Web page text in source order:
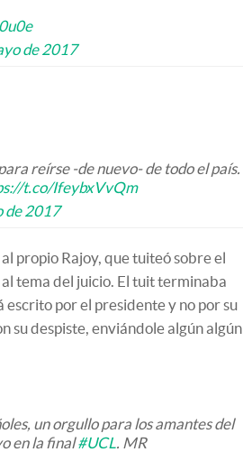
de 2017
reírse -de nuevo- de todo el país.
t.co/IfeybxVvQm
de 2017
propio Rajoy, que tuiteó sobre el
tema del juicio. El tuit terminaba
escrito por el presidente y no por su
su despiste, enviándole algún algún
un orgullo para los amantes del
en la final#UCL. MR